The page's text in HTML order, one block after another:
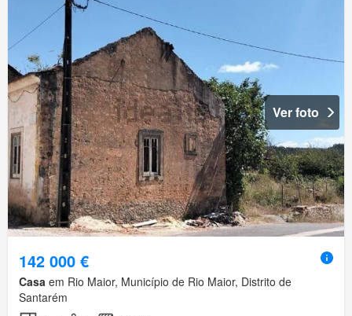
Ver foto
142 000 €
Casa em Rio Maior, Município de Rio Maior, Distrito de
Santarém